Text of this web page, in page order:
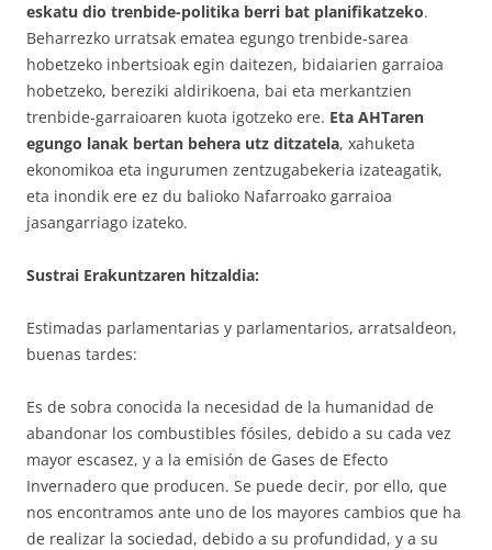
eskatu dio trenbide-politika berri bat planifikatzeko.
Beharrezko urratsak ematea egungo trenbide-sarea
hobetzeko inbertsioak egin daitezen, bidaiarien garraioa
hobetzeko, bereziki aldirikoena, bai eta merkantzien
trenbide-garraioaren kuota igotzeko ere. Eta AHTaren
egungo lanak bertan behera utz ditzatela, xahuketa
ekonomikoa eta ingurumen zentzugabekeria izateagatik,
eta inondik ere ez du balioko Nafarroako garraioa
jasangarriago izateko.
Sustrai Erakuntzaren hitzaldia:
Estimadas parlamentarias y parlamentarios, arratsaldeon,
buenas tardes:
Es de sobra conocida la necesidad de la humanidad de
abandonar los combustibles fósiles, debido a su cada vez
mayor escasez, y a la emisión de Gases de Efecto
Invernadero que producen. Se puede decir, por ello, que
nos encontramos ante uno de los mayores cambios que ha
de realizar la sociedad, debido a su profundidad, y a su